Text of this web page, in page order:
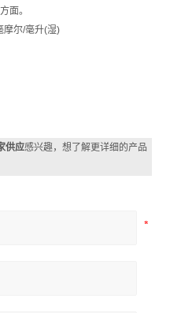
面。
尔/毫升(湿)
供应感兴趣，想了解更详细的产品